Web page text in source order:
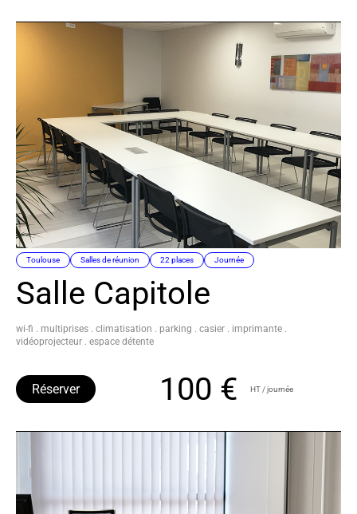
Toulouse Salles de réunion 22 places Journée
Salle Capitole
wi-fi . multiprises . climatisation . parking . casier . imprimante .
vidéoprojecteur . espace détente
100 € HT / journée
Réserver